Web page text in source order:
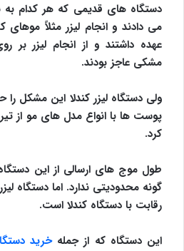
دستگاه های قدیمی که هر کدام
می دادند و انجام لیزر مثلاً
عهده داشتند و از انجام لیزر
مشکی عاجز بودند.
ولی دستگاه لیزر کندلا این مشکل را
پوست ها با انواع مدل های مو از
کرد.
طول موج های ارسالی از این
گونه محدودیتی ندارد. اما دستگاه
رقابت با دستگاه کندلا است.
این دستگاه که از جملهخرید